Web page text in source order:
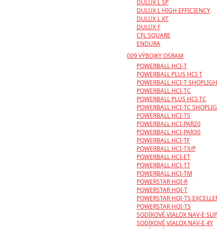
DULUX L SP
DULUX L HIGH EFFICIENCY
DULUX L XT
DULUX F
CFL SQUARE
ENDURA
009 VÝBOJKY OSRAM
POWERBALL HCI-T
POWERBALL PLUS HCI-T
POWERBALL HCI-T
POWERBALL HCI-TC
POWERBALL PLUS HCI-TC
POWERBALL HCI-TC
POWERBALL HCI-TS
POWERBALL HCI-PAR20
POWERBALL HCI-PAR30
POWERBALL HCI-TF
POWERBALL HCI-TX/P
POWERBALL HCI-ET
POWERBALL HCI-TT
POWERBALL HCI-TM
POWERSTAR HQI-R
POWERSTAR HQI-T
POWERSTAR HQI-TS
POWERSTAR HQI-TS
SODÍKOVÉ VIALOX NAV-E
SODÍKOVÉ VIALOX NAV-E 4Y